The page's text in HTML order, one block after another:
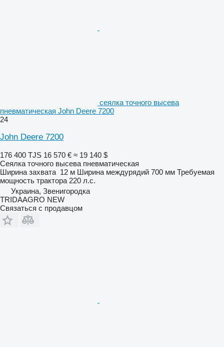
сеялка точного высева
пневматическая John Deere 7200
24
John Deere 7200
176 400 TJS 16 570 € ≈ 19 140 $
Сеялка точного высева пневматическая
Ширина захвата 12 м Ширина междурядий 700 мм Требуемая
мощность трактора 220 л.с.
Украина, Звенигородка
TRIDAAGRO NEW
Связаться с продавцом